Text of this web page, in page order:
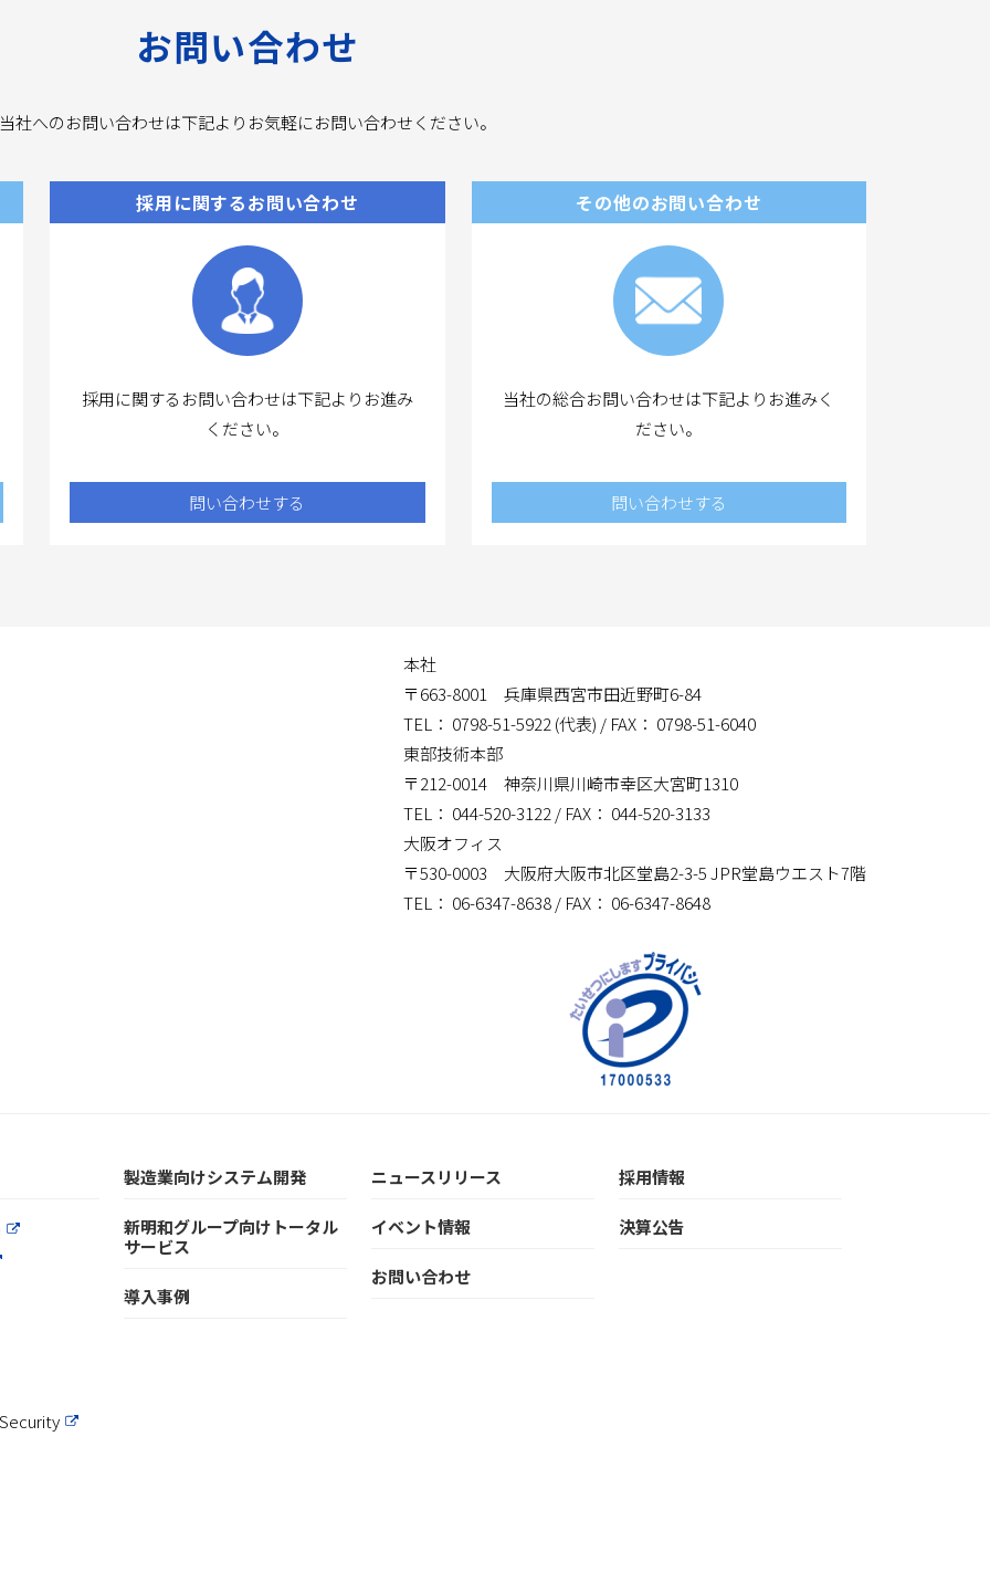
お問い合わせ
当社へのお問い合わせは下記よりお気軽にお問い合わせください。
採用に関するお問い合わせ
採用に関するお問い合わせは下記よりお進み
ください。
問い合わせする
その他のお問い合わせ
当社の総合お問い合わせは下記よりお進みく
ださい。
問い合わせする
本社
〒663-8001 兵庫県西宮市田近野町6-84
TEL： 0798-51-5922 (代表) / FAX： 0798-51-6040
東部技術本部
〒212-0014 神奈川県川崎市幸区大宮町1310
TEL： 044-520-3122 / FAX： 044-520-3133
大阪オフィス
〒530-0003 大阪府大阪市北区堂島2-3-5 JPR堂島ウエスト7階
TEL： 06-6347-8638/ FAX： 06-6347-8648
製造業向けシステム開発
新明和グループ向けトータル
サービス
導入事例
ニュースリリース
イベント情報
お問い合わせ
採用情報
決算公告